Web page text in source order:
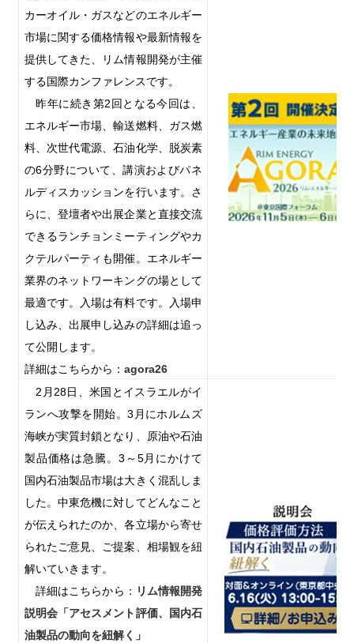
カーオイル・ガスなどのエネルギー
市場に関する価格情報や最新情報を
提供してきた、リム情報開発が主催
する国際カンファレンスです。
昨年に続き第2回となる今回は、
エネルギー市場、輸送燃料、ガス燃
料、次世代電源、石油化学、脱炭素
の6分野について、講演およびパネ
ルディスカッションを行います。さ
らに、登壇者や出展企業と直接交流
できるランチョンミーティングやカ
クテルパーティも開催。エネルギー
業界のネットワーキングの場として
最適です。入場は有料です。入場申
し込み、出展申し込みの詳細は追っ
て公開します。
詳細はこちらから： agora26
2 月 28日、米国とイスラエルがイ
ランへ攻撃を開始。3 月にホルムズ
海峡が実質封鎖となり、原油や石油
製品価格は急騰。 3 ～ 5月にかけて
国内石油製品市場は大きく混乱しま
した。中東危機に対してどんなこと
が伝えられたのか、各立場から寄せ
られたご意見、ご提案、相場観を紐
解いていきます。
詳細はこちらから： リム情報開発
説明会「アセスメント評価、国内石
油製品の動向を紐解く」